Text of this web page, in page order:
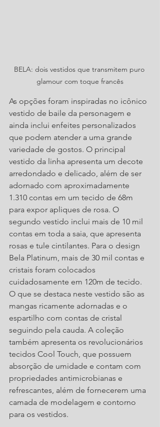
BELA: dois vestidos que transmitem puro
glamour com toque francês
As opções foram inspiradas no icônico
vestido de baile da personagem e
ainda inclui enfeites personalizados
que podem atender a uma grande
variedade de gostos. O principal
vestido da linha apresenta um decote
arredondado e delicado, além de ser
adornado com aproximadamente
1.310 contas em um tecido de 68m
para expor apliques de rosa. O
segundo vestido inclui mais de 10 mil
contas em toda a saia, que apresenta
rosas e tule cintilantes. Para o design
Bela Platinum, mais de 30 mil contas e
cristais foram colocados
cuidadosamente em 120m de tecido.
O que se destaca neste vestido são as
mangas ricamente adornadas e o
espartilho com contas de cristal
seguindo pela cauda. A coleção
também apresenta os revolucionários
tecidos Cool Touch, que possuem
absorção de umidade e contam com
propriedades antimicrobianas e
refrescantes, além de fornecerem uma
camada de modelagem e contorno
para os vestidos.